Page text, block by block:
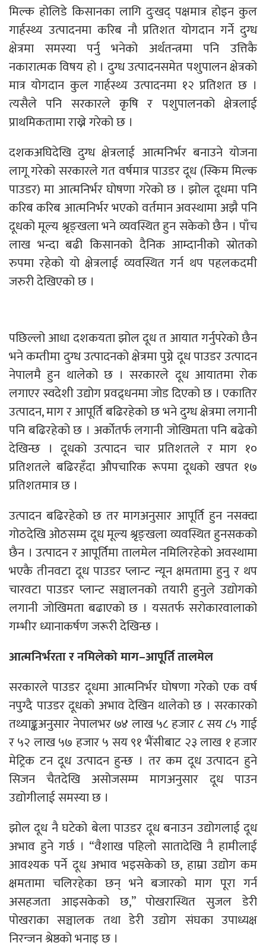
मिल्क होलिडे किसानका लागि दुःखद् पक्षमात्र होइन कुल
गार्हस्थ्य उत्पादनमा करिब नौ प्रतिशत योगदान गर्ने दुग्ध
क्षेत्रमा समस्या पर्नु भनेको अर्थतन्त्रमा पनि उत्तिकै
नकारात्मक विषय हो । दुग्ध उत्पादनसमेत पशुपालन क्षेत्रको
मात्र योगदान कुल गार्हस्थ्य उत्पादनमा १२ प्रतिशत छ ।
त्यसैले पनि सरकारले कृषि र पशुपालनको क्षेत्रलाई
प्राथमिकतामा राख्ने गरेको छ ।
दशकअघिदेखि दुग्ध क्षेत्रलाई आत्मनिर्भर बनाउने योजना
लागू गरेको सरकारले गत वर्षमात्र पाउडर दूध (स्किम मिल्क
पाउडर) मा आत्मनिर्भर घोषणा गरेको छ । झोल दूधमा पनि
करिब करिब आत्मनिर्भर भएको वर्तमान अवस्थामा अझै पनि
दूधको मूल्य श्रृङ्खला भने व्यवस्थित हुन सकेको छैन । पाँच
लाख भन्दा बढी किसानको दैनिक आम्दानीको स्रोतको
रुपमा रहेको यो क्षेत्रलाई व्यवस्थित गर्न थप पहलकदमी
जरुरी देखिएको छ ।
पछिल्लो आधा दशकयता झोल दूध त आयात गर्नुपरेको छैन
भने कम्तीमा दुग्ध उत्पादनको क्षेत्रमा पुग्ने दूध पाउडर उत्पादन
नेपालमै हुन थालेको छ । सरकारले दूध आयातमा रोक
लगाएर स्वदेशी उद्योग प्रवद्र्धनमा जोड दिएको छ । एकातिर
उत्पादन, माग र आपूर्ति बढिरहेको छ भने दुग्ध क्षेत्रमा लगानी
पनि बढिरहेको छ । अर्कोतर्फ लगानी जोखिमता पनि बढेको
देखिन्छ । दूधको उत्पादन चार प्रतिशतले र माग १०
प्रतिशतले बढिरहँदा औपचारिक रूपमा दूधको खपत १७
प्रतिशतमात्र छ ।
उत्पादन बढिरहेको छ तर मागअनुसार आपूर्ति हुन नसक्दा
गोठदेखि ओठसम्म दूध मूल्य श्रृङ्खला व्यवस्थित हुनसकको
छैन । उत्पादन र आपूर्तिमा तालमेल नमिलिरहेको अवस्थामा
भएकै तीनवटा दूध पाउडर प्लान्ट न्यून क्षमतामा हुनु र थप
चारवटा पाउडर प्लान्ट सञ्चालनको तयारी हुनुले उद्योगको
लगानी जोखिमता बढाएको छ । यसतर्फ सरोकारवालाको
गम्भीर ध्यानाकर्षण जरूरी देखिन्छ ।
आत्मनिर्भरता र नमिलेको माग–आपूर्ति तालमेल
सरकारले पाउडर दूधमा आत्मनिर्भर घोषणा गरेको एक वर्ष
नपुग्दै पाउडर दूधको अभाव देखिन थालेको छ । सरकारको
तथ्याङ्कअनुसार नेपालभर ७४ लाख ५८ हजार ८ सय ८५ गाई
र ५२ लाख ५७ हजार ५ सय ९१ भैंसीबाट २३ लाख १ हजार
मेट्रिक टन दूध उत्पादन हुन्छ । तर कम दूध उत्पादन हुने
सिजन चैतदेखि असोजसम्म मागअनुसार दूध पाउन
उद्योगीलाई समस्या छ ।
झोल दूध नै घटेको बेला पाउडर दूध बनाउन उद्योगलाई दूध
अभाव हुने गर्छ । “वैशाख पहिलो सातादेखि नै हामीलाई
आवश्यक पर्ने दूध अभाव भइसकेको छ, हाम्रा उद्योग कम
क्षमतामा चलिरहेका छन् भने बजारको माग पूरा गर्न
असहजता आइसकेको छ,” पोखरास्थित सुजल डेरी
पोखराका सञ्चालक तथा डेरी उद्योग संघका उपाध्यक्ष
निरन्जन श्रेष्ठको भनाइ छ ।